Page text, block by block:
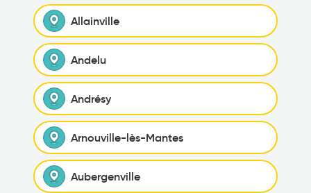
Allainville
Andelu
Andrésy
Arnouville-lès-Mantes
Aubergenville